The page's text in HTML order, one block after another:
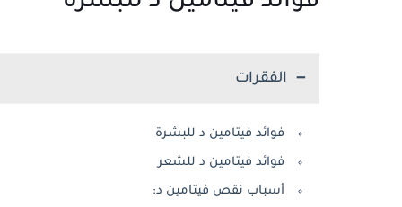
الفقرات
فوائد فيتامين د للبشرة
فوائد فيتامين د للشعر
أسباب نقص فيتامين د: